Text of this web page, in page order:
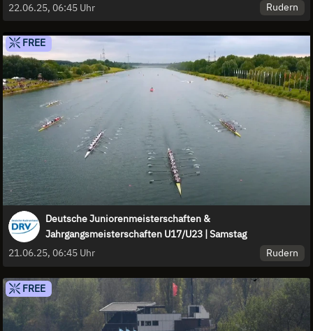
22.06.25, 06:45 Uhr
Rudern
FREE
Deutsche Juniorenmeisterschaften &
Jahrgangsmeisterschaften U17/U23 | Samstag
21.06.25, 06:45 Uhr
Rudern
FREE